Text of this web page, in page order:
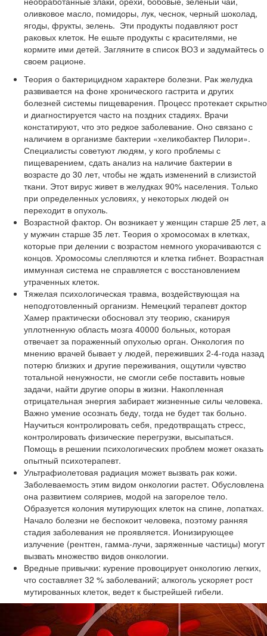
оливковое масло, помидоры, лук, чеснок, черный шоколад,
ягоды, фрукты, зелень. Эти продукты подавляют рост
раковых клеток. Не ешьте продукты с красителями, не
кормите ими детей. Загляните в список ВОЗ и задумайтесь о
своем рационе.
Теория о бактерицидном характере болезни. Рак желудка
развивается на фоне хронического гастрита и других
болезней системы пищеварения. Процесс протекает скрытно
и диагностируется часто на поздних стадиях. Врачи
констатируют, что это редкое заболевание. Оно связано с
наличием в организме бактерии «хеликобактер Пилори».
Специалисты советуют людям, у кого проблемы с
пищеварением, сдать анализ на наличие бактерии в
возрасте до 30 лет, чтобы не ждать изменений в слизистой
ткани. Этот вирус живет в желудках 90% населения. Только
при определенных условиях, у некоторых людей он
переходит в опухоль.
Возрастной фактор. Он возникает у женщин старше 25 лет, а
у мужчин старше 35 лет. Теория о хромосомах в клетках,
которые при делении с возрастом немного укорачиваются с
концов. Хромосомы слепляются и клетка гибнет. Возрастная
иммунная система не справляется с восстановлением
утраченных клеток.
Тяжелая психологическая травма, воздействующая на
неподготовленный организм. Немецкий терапевт доктор
Хамер практически обосновал эту теорию, сканируя
уплотненную область мозга 40000 больных, которая
отвечает за пораженный опухолью орган. Онкология по
мнению врачей бывает у людей, переживших 2-4-года назад
потерю близких и другие переживания, ощутили чувство
тотальной ненужности, не смогли себе поставить новые
задачи, найти другие опоры в жизни. Накопленная
отрицательная энергия забирает жизненные силы человека.
Важно умение осознать беду, тогда не будет так больно.
Научиться контролировать себя, предотвращать стресс,
контролировать физические перегрузки, высыпаться.
Помощь в решении психологических проблем может оказать
опытный психотерапевт.
Ультрафиолетовая радиация может вызвать рак кожи.
Заболеваемость этим видом онкологии растет. Обусловлена
она развитием соляриев, модой на загорелое тело.
Образуется колония мутирующих клеток на спине, лопатках.
Начало болезни не беспокоит человека, поэтому ранняя
стадия заболевания не проявляется. Ионизирующее
излучение (рентген, гамма-лучи, заряженные частицы) могут
вызвать множество видов онкологии.
Вредные привычки: курение провоцирует онкологию легких,
что составляет 32 % заболеваний; алкоголь ускоряет рост
мутированных клеток, ведет к быстрейшей гибели.